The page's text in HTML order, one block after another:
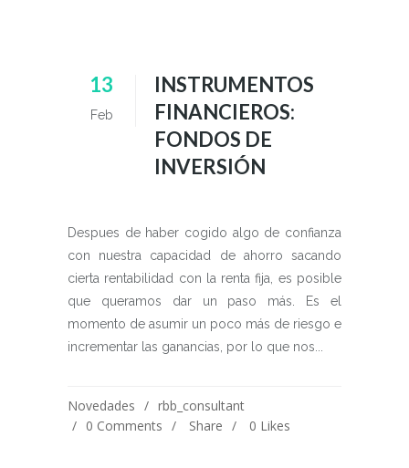
13
Feb
INSTRUMENTOS
FINANCIEROS:
FONDOS DE
INVERSIÓN
Despues de haber cogido algo de confianza
con nuestra capacidad de ahorro sacando
cierta rentabilidad con la renta fija, es posible
que queramos dar un paso más. Es el
momento de asumir un poco más de riesgo e
incrementar las ganancias, por lo que nos...
Novedades
rbb_consultant
0 Comments
Share 0 Likes